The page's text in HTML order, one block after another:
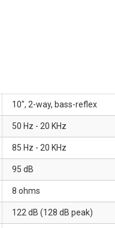
10″, 2-way, bass-reflex
50 Hz - 20 KHz
85 Hz - 20 KHz
95 dB
8 ohms
122 dB (128 dB peak)